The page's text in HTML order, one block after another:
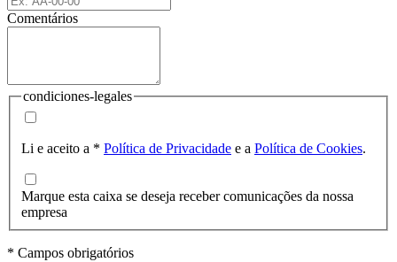
Comentários
condiciones-legales
Li e aceito a * Política de Privacidade e a Política de Cookies.
Marque esta caixa se deseja receber comunicações da nossa
empresa
* Campos obrigatórios